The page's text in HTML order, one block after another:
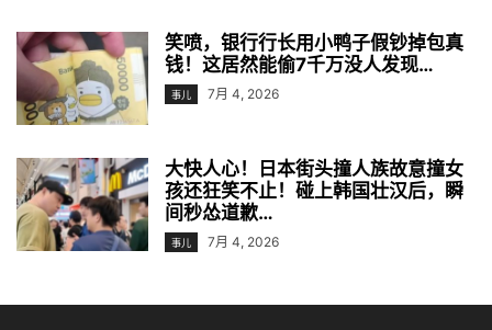
笑喷，银行行长用小鸭子假钞掉包真
钱！这居然能偷7千万没人发现…
事儿 7月 4, 2026
大快人心！日本街头撞人族故意撞女
孩还狂笑不止！碰上韩国壮汉后，瞬
间秒怂道歉…
事儿 7月 4, 2026